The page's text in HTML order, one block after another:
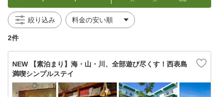
絞り込み
2件
NEW 【素泊まり】海・山・川、全部遊び尽くす！西表島
満喫シンプルステイ